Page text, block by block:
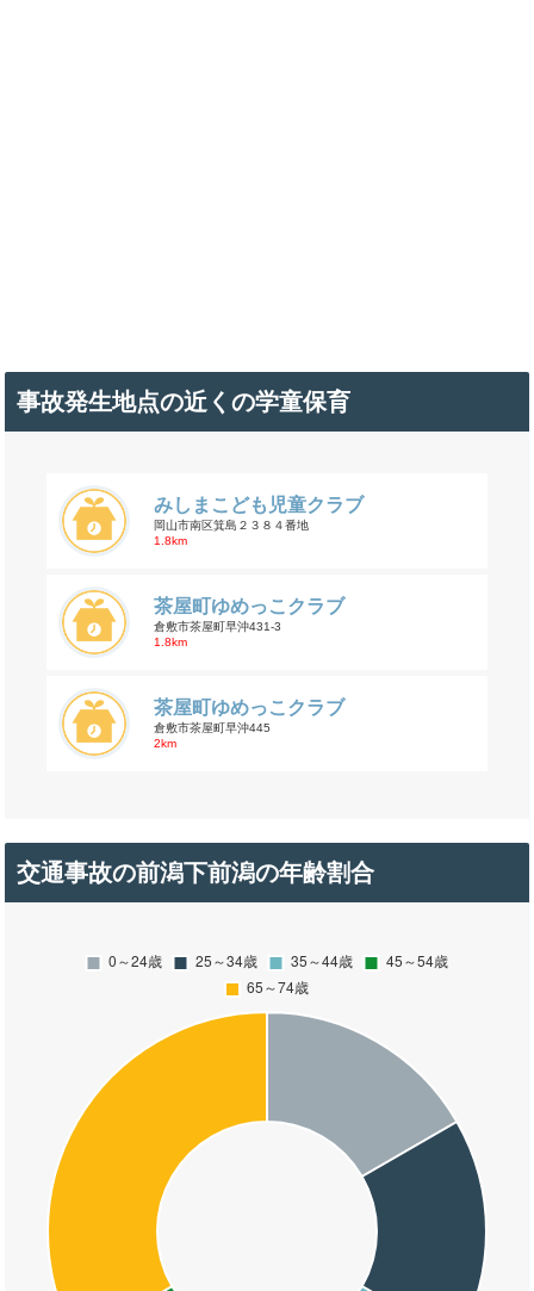
事故発生地点の近くの学童保育
みしまこども児童クラブ
岡山市南区箕島２３８４番地
1.8km
茶屋町ゆめっこクラブ
倉敷市茶屋町早沖431-3
1.8km
茶屋町ゆめっこクラブ
倉敷市茶屋町早沖445
2km
交通事故の前潟下前潟の年齢割合